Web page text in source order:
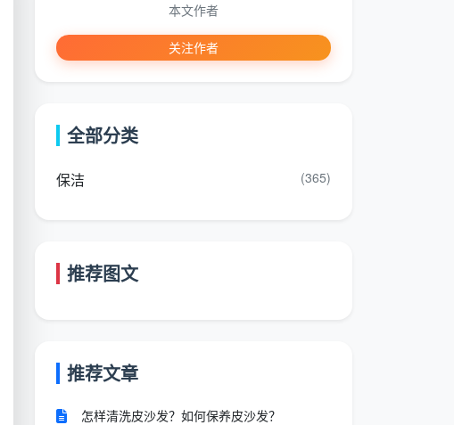
本文作者
关注作者
全部分类
保洁 (365)
推荐图文
推荐文章
怎样清洗皮沙发？如何保养皮沙发？